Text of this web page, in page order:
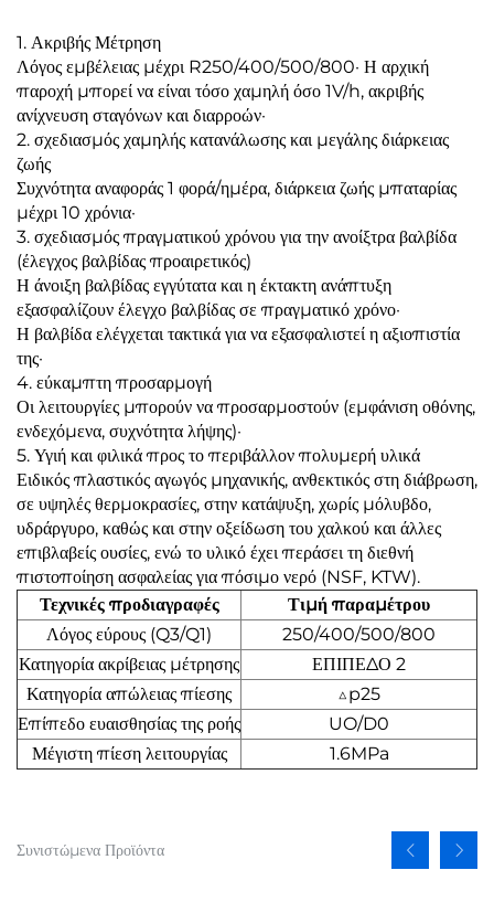
1. Ακριβής Μέτρηση
Λόγος εμβέλειας μέχρι R250/400/500/800· Η αρχική
παροχή μπορεί να είναι τόσο χαμηλή όσο 1V/h, ακριβής
ανίχνευση σταγόνων και διαρροών·
2. σχεδιασμός χαμηλής κατανάλωσης και μεγάλης διάρκειας
ζωής
Συχνότητα αναφοράς 1 φορά/ημέρα, διάρκεια ζωής μπαταρίας
μέχρι 10 χρόνια·
3. σχεδιασμός πραγματικού χρόνου για την ανοίξτρα βαλβίδα
(έλεγχος βαλβίδας προαιρετικός)
Η άνοιξη βαλβίδας εγγύτατα και η έκτακτη ανάπτυξη
εξασφαλίζουν έλεγχο βαλβίδας σε πραγματικό χρόνο·
Η βαλβίδα ελέγχεται τακτικά για να εξασφαλιστεί η αξιοπιστία
της·
4. εύκαμπτη προσαρμογή
Οι λειτουργίες μπορούν να προσαρμοστούν (εμφάνιση οθόνης,
ενδεχόμενα, συχνότητα λήψης)·
5. Υγιή και φιλικά προς το περιβάλλον πολυμερή υλικά
Ειδικός πλαστικός αγωγός μηχανικής, ανθεκτικός στη διάβρωση,
σε υψηλές θερμοκρασίες, στην κατάψυξη, χωρίς μόλυβδο,
υδράργυρο, καθώς και στην οξείδωση του χαλκού και άλλες
επιβλαβείς ουσίες, ενώ το υλικό έχει περάσει τη διεθνή
πιστοποίηση ασφαλείας για πόσιμο νερό (NSF, KTW).
Τεχνικές προδιαγραφές
Τιμή παραμέτρου
Λόγος εύρους (Q3/Q1)
250/400/500/800
Κατηγορία ακρίβειας μέτρησης
ΕΠΙΠΕΔΟ 2
Κατηγορία απώλειας πίεσης
△p25
Επίπεδο ευαισθησίας της ροής
UO/D0
Μέγιστη πίεση λειτουργίας
1.6MPa
Συνιστώμενα Προϊόντα